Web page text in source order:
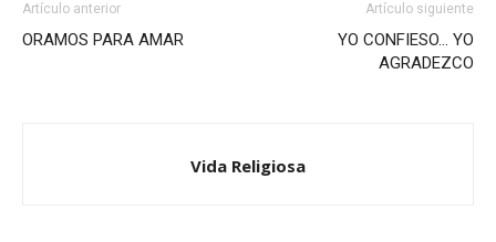
Artículo anterior
ORAMOS PARA AMAR
Artículo siguiente
YO CONFIESO… YO
AGRADEZCO
Vida Religiosa